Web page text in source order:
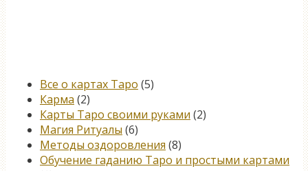
Все о картах Таро (5)
Карма (2)
Карты Таро своими руками (2)
Магия Ритуалы (6)
Методы оздоровления (8)
Обучение гаданию Таро и простыми картами